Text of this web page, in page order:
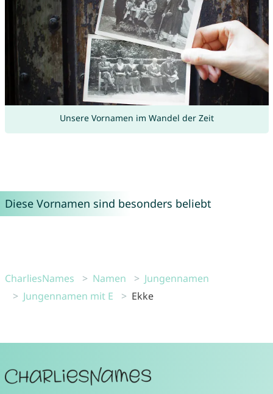
Unsere Vornamen im Wandel der Zeit
Diese Vornamen sind besonders beliebt
CharliesNames Namen
Jungennamen
Jungennamen mit E
Ekke